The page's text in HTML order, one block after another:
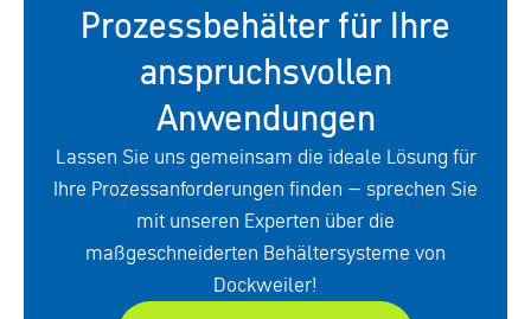
Prozessbehälter für Ihre
anspruchsvollen
Anwendungen
Lassen Sie uns gemeinsam die ideale Lösung für
Ihre Prozessanforderungen finden – sprechen Sie
mit unseren Experten über die
maßgeschneiderten Behältersysteme von
Dockweiler!